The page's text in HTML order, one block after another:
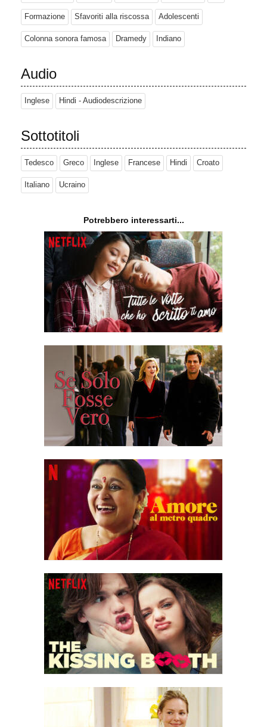
Formazione Sfavoriti alla riscossa Adolescenti
Colonna sonora famosa Dramedy Indiano
Audio
Inglese Hindi - Audiodescrizione
Sottotitoli
Tedesco Greco Inglese Francese Hindi Croato
Italiano Ucraino
Potrebbero interessarti...